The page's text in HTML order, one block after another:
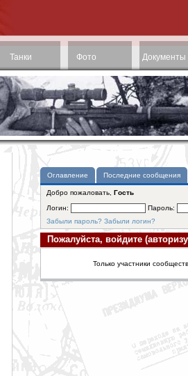
Танки Фото Документы
Оглавление Последние сообщения
Добро пожаловать, Гость
Логин:
Пароль:
Забыли пароль? Забыли логин?
Пожалуйста, войдите
Только участники